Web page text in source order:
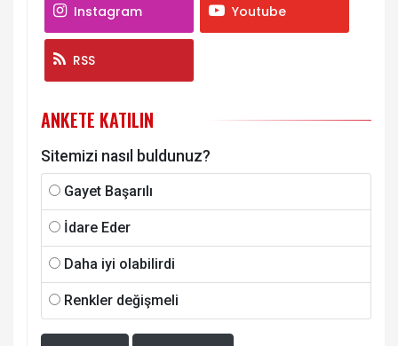
Instagram Youtube
RSS
ANKETE KATILIN
Sitemizi nasıl buldunuz?
Gayet Başarılı
İdare Eder
Daha iyi olabilirdi
Renkler değişmeli